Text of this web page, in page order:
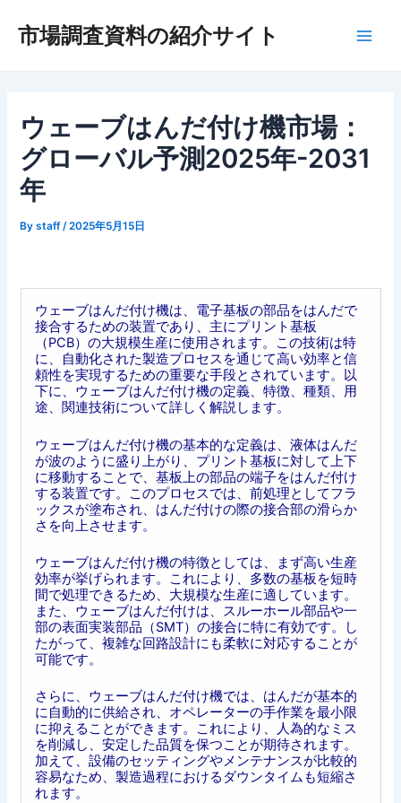
市場調査資料の紹介サイト
ウェーブはんだ付け機市場：
グローバル予測2025年-2031
年
Bystaff /2025年5月15日
ウェーブはんだ付け機は、電子基板の部品をはんだで
接合するための装置であり、主にプリント基板
（PCB）の大規模生産に使用されます。この技術は特
に、自動化された製造プロセスを通じて高い効率と信
頼性を実現するための重要な手段とされています。以
下に、ウェーブはんだ付け機の定義、特徴、種類、用
途、関連技術について詳しく解説します。
ウェーブはんだ付け機の基本的な定義は、液体はんだ
が波のように盛り上がり、プリント基板に対して上下
に移動することで、基板上の部品の端子をはんだ付け
する装置です。このプロセスでは、前処理としてフラ
ックスが塗布され、はんだ付けの際の接合部の滑らか
さを向上させます。
ウェーブはんだ付け機の特徴としては、まず高い生産
効率が挙げられます。これにより、多数の基板を短時
間で処理できるため、大規模な生産に適しています。
また、ウェーブはんだ付けは、スルーホール部品や一
部の表面実装部品（SMT）の接合に特に有効です。し
たがって、複雑な回路設計にも柔軟に対応することが
可能です。
さらに、ウェーブはんだ付け機では、はんだが基本的
に自動的に供給され、オペレーターの手作業を最小限
に抑えることができます。これにより、人為的なミス
を削減し、安定した品質を保つことが期待されます。
加えて、設備のセッティングやメンテナンスが比較的
容易なため、製造過程におけるダウンタイムも短縮さ
れます。